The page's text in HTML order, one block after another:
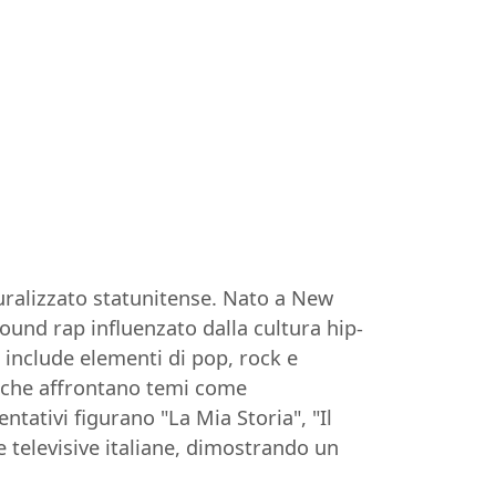
statunitense. Nato a New
rap influenzato dalla cultura hip-
elementi di pop, rock e
affrontano temi come
figurano "La Mia Storia", "Il
televisive italiane, dimostrando un